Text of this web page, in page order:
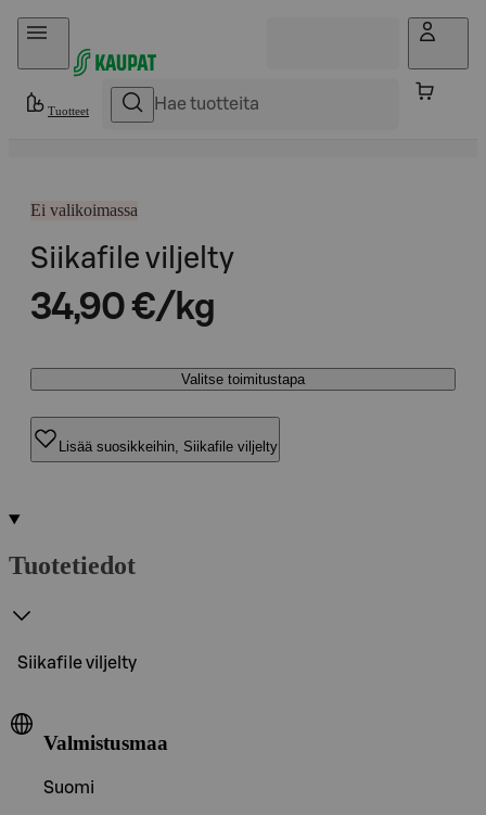
Hyppää sisältöön
Tuotteet
Ei valikoimassa
Siikafile viljelty
34,90 €/kg
Valitse toimitustapa
Lisää suosikkeihin, Siikafile viljelty
Tuotetiedot
Siikafile viljelty
Valmistusmaa
Suomi